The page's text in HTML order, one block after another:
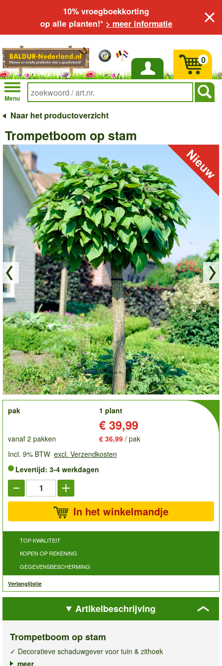
10% vroegboekkorting
op alle planten!* > meer informatie
Inloggen
Menu
0
Naar het productoverzicht
Trompetboom op stam
order
pak
1 plant
€ 39,99
vanaf 2 pakken € 36,99 / pak
Incl. 9% BTW excl. Verzendkosten
Levertijd: 3-4 werkdagen
In het winkelmandje
TOP KWALITEIT
KOPEN OP REKENING
GEGEVENSBESCHERMING
Verlanglijstje
Artikelbeschrijving
Trompetboom op stam
✓ Decoratieve schaduwgever voor tuin & zithoek
✓ Van nature bolvormige, weelderige kroon
meer